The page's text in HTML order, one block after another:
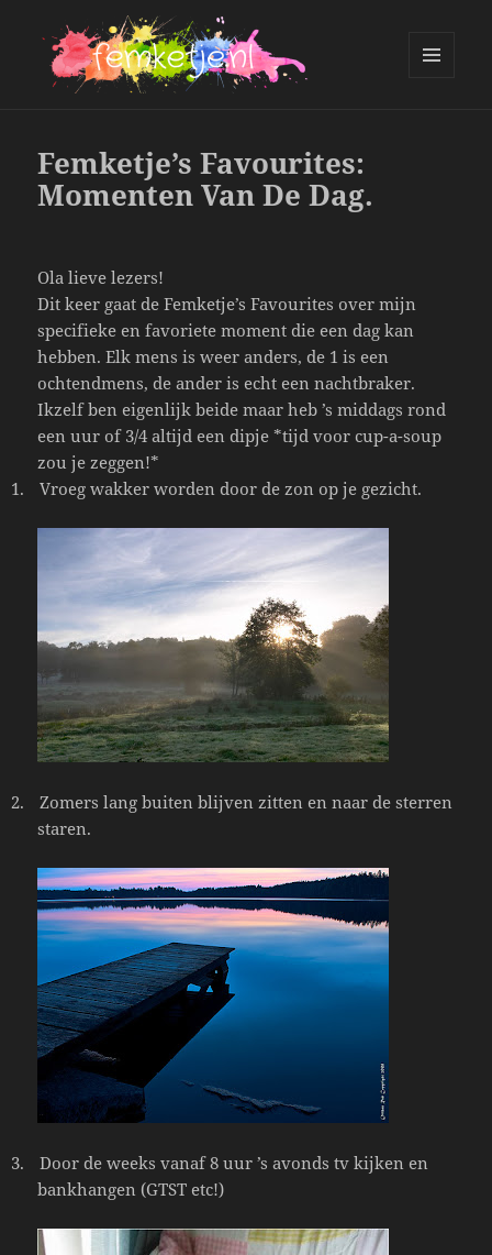
Femketje’s Favourites:
Momenten Van De Dag.
Ola lieve lezers!
Dit keer gaat de Femketje’s Favourites over mijn
specifieke en favoriete moment die een dag kan
hebben. Elk mens is weer anders, de 1 is een
ochtendmens, de ander is echt een nachtbraker.
Ikzelf ben eigenlijk beide maar heb ’s middags rond
een uur of 3/4 altijd een dipje *tijd voor cup-a-soup
zou je zeggen!*
1.
Vroeg wakker worden door de zon op je gezicht.
2.
Zomers lang buiten blijven zitten en naar de sterren
staren.
3.
Door de weeks vanaf 8 uur ’s avonds tv kijken en
bankhangen (GTST etc!)